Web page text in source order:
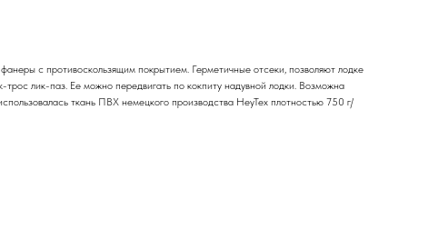
с противоскользящим покрытием. Герметичные отсеки, позволяют лодке
лик-паз. Ее можно передвигать по кокпиту надувной лодки. Возможна
ткань ПВХ немецкого производства HeyTex плотностью 750 г/